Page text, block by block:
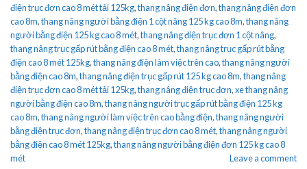
điện trục đơn cao 8 mét tải 125kg,thang nâng điện đơn,thang nâng điện đơn
cao 8m,thang nâng người bằng điện 1 cột nâng 125 kg cao 8m,thang nâng
người bằng điện 125 kg cao 8 mét,thang nâng điện trục đơn 1 cột nâng,
thang nâng trục gấp rút bằng điện cao 8 mét,thang nâng trục gấp rút bằng
điện cao 8 mét 125kg,thang nâng điện làm việc trên cao,thang nâng người
bằng điện cao 8m,thang nâng điện trục gấp rút 125 kg cao 8m,thang nâng
điện trục đơn cao 8 mét tải 125kg,thang nâng điện trục đơn,xe thang nâng
người bằng điện cao 8m,thang nâng người trục gấp rút bằng điện 125 kg
cao 8m,thang nâng người làm việc trên cao bằng điện,thang nâng người
bằng điện trục đơn,thang nâng điện trục đơn cao 8 mét,thang nâng người
bằng điện cao 8 mét 125kg,thang nâng người bằng điện đơn 125 kg cao 8
mét
Leave a comment